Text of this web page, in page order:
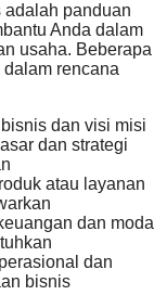
adalah panduan
Anda dalam
usaha. Beberapa
rencana
dan visi misi
dan strategi
atau layanan
dan modal
dan
bisnis